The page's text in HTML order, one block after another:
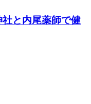
社と内尾薬師で健